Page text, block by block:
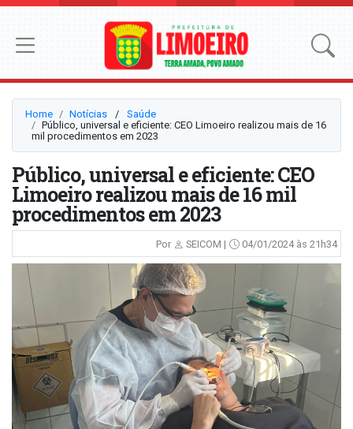
Home Notícias ⠀/⠀ Saúde
Público, universal e eficiente: CEO Limoeiro realizou mais de 16
mil procedimentos em 2023
Público, universal e eficiente: CEO
Limoeiro realizou mais de 16 mil
procedimentos em 2023
Por SEICOM | 04/01/2024 às 21h34